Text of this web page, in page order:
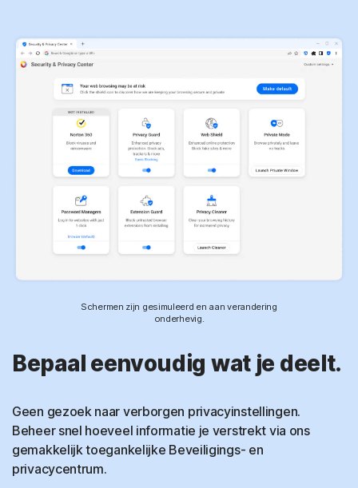
Schermen zijn gesimuleerd en aan verandering
onderhevig.
Bepaal eenvoudig wat je deelt.
Geen gezoek naar verborgen privacyinstellingen.
Beheer snel hoeveel informatie je verstrekt via ons
gemakkelijk toegankelijke Beveiligings- en
privacycentrum.